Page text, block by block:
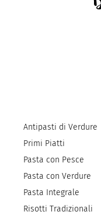
Antipasti di Verdure
Primi Piatti
Pasta con Pesce
Pasta con Verdure
Pasta Integrale
Risotti Tradizionali